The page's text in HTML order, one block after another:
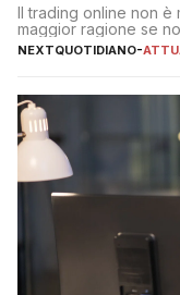
Il trading online non è
maggior ragione se
NEXTQUOTIDIANO-